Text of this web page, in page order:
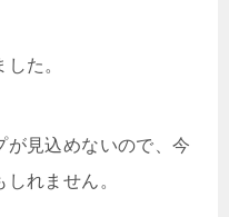
た。
が見込めないので、今
れません。